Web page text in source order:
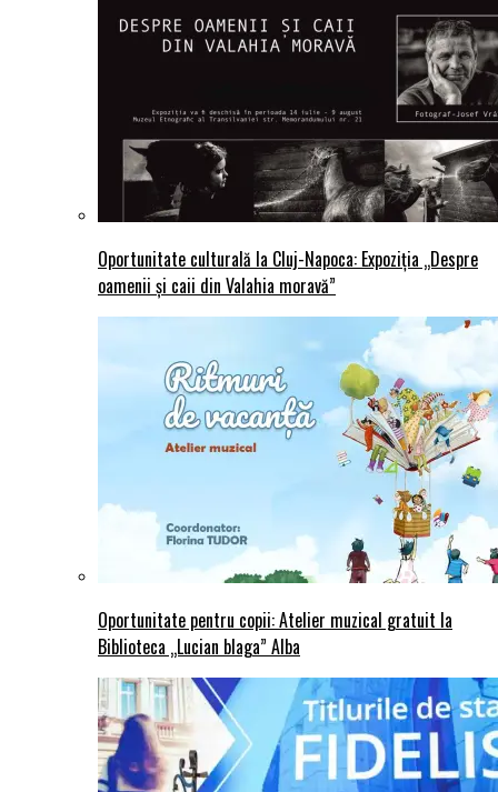
Oportunitate culturală la Cluj-Napoca: Expoziția „Despre
oamenii și caii din Valahia moravă”
Oportunitate pentru copii: Atelier muzical gratuit la
Biblioteca „Lucian blaga” Alba